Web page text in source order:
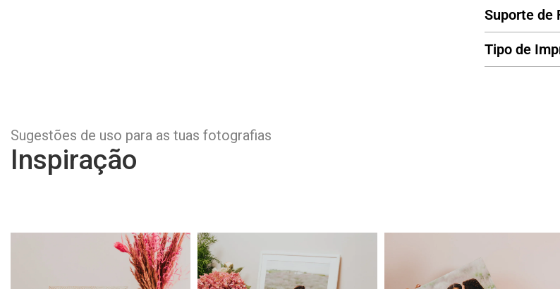
Suporte de
Tipo de
Sugestões de uso para as tuas fotografias
Inspiração